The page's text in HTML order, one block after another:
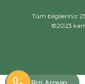
Tüm bilgileriniz
©2023